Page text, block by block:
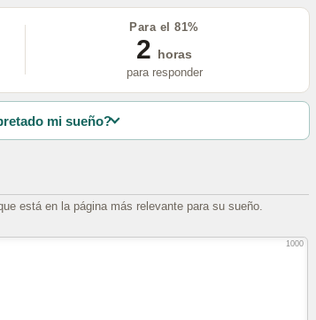
Para el 81%
2
horas
para responder
mi sueño?
está en la página más relevante para su sueño.
1000